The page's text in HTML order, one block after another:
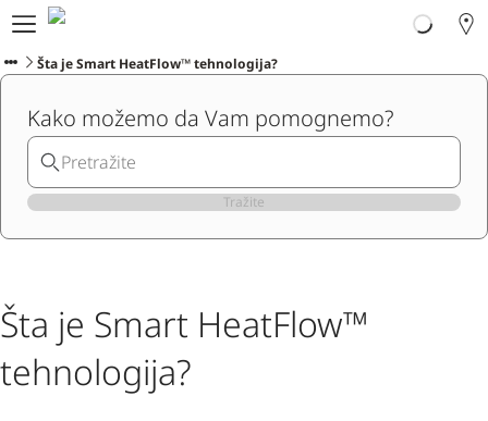
Ploom svijet
Proizvodi
Korisnička podrška
Program zamjene
Ibiza
Šta je Smart HeatFlow™ tehnologija?
Kako možemo da Vam pomognemo?
Tražite
Šta je Smart HeatFlow™
tehnologija?